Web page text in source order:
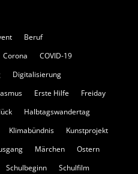
Beruf
Corona
COVID-19
Digitalisierung
Erste Hilfe
Freiday
Halbtagswandertag
Klimabündnis
Kunstprojekt
Märchen
Ostern
Schulbeginn
Schulfilm